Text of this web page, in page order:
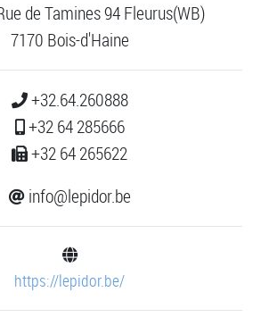
de Tamines 94 Fleurus(WB)
7170 Bois-d'Haine
+32.64.260888
+32 64 285666
+32 64 265622
info@lepidor.be
https://lepidor.be/